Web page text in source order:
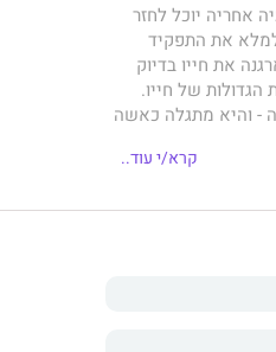
אחריה יוכל לחזר
את התפקיד
את חייו בדיוק
של חייו.
- והיא מתגלה כאשה
קרא/י עוד..